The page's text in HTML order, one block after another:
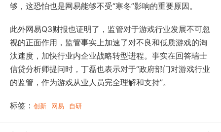
够，这恐怕也是网易能够不受“寒冬”影响的重要原因。
此外网易Q3财报也证明了，监管对于游戏行业发展不可忽
视的正面作用，监管事实上加速了对不良和低质游戏的淘
汰速度，加快行业内企业战略转型进程。事实在回答瑞士
信贷分析师提问时，丁磊也表示对于“政府部门对游戏行业
的监管，作为游戏从业人员完全理解和支持”。
标签： 创新 网易 自研